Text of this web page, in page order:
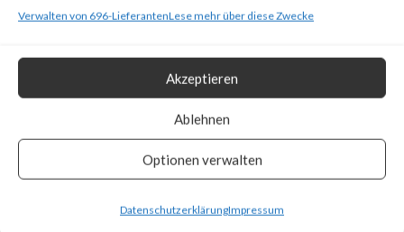
Verwalten von 696-LieferantenLese mehr über diese Zwecke
Akzeptieren
Ablehnen
Optionen verwalten
DatenschutzerklärungImpressum
perpetrators may have deployed
(ransomware, wipers, etc.) or
engaged in other malicious
activities.
What FortiGuard Coverage is